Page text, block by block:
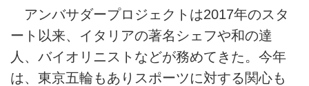
アンバサダープロジェクトは2017年のスタ
ート以来、イタリアの著名シェフや和の達
人、バイオリニストなどが務めてきた。今年
は、東京五輪もありスポーツに対する関心も